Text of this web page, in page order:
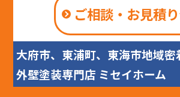
ご相談・お見積
大府市、東浦町、東海市地域密
外壁塗装専門店 ミセイホーム